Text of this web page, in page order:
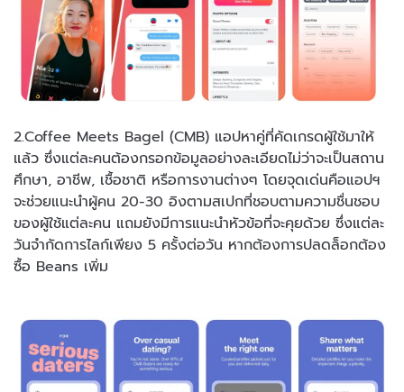
2.Coffee Meets Bagel (CMB) แอปหาคู่ที่คัดเกรดผู้ใช้มาให้
แล้ว ซึ่งแต่ละคนต้องกรอกข้อมูลอย่างละเอียดไม่ว่าจะเป็นสถาน
ศึกษา, อาชีพ, เชื้อชาติ หรือการงานต่างๆ โดยจุดเด่นคือแอปฯ
จะช่วยแนะนำผู้คน 20-30 อิงตามสเปกที่ชอบตามความชื่นชอบ
ของผู้ใช้แต่ละคน แถมยังมีการแนะนำหัวข้อที่จะคุยด้วย ซึ่งแต่ละ
วันจำกัดการไลก์เพียง 5 ครั้งต่อวัน หากต้องการปลดล็อกต้อง
ซื้อ Beans เพิ่ม